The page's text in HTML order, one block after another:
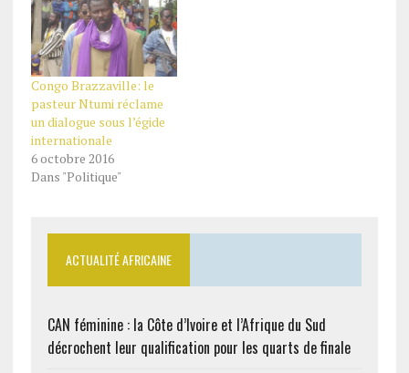
Congo Brazzaville: le
pasteur Ntumi réclame
un dialogue sous l’égide
internationale
6 octobre 2016
Dans "Politique"
ACTUALITÉ AFRICAINE
CAN féminine : la Côte d’Ivoire et l’Afrique du Sud
décrochent leur qualification pour les quarts de finale